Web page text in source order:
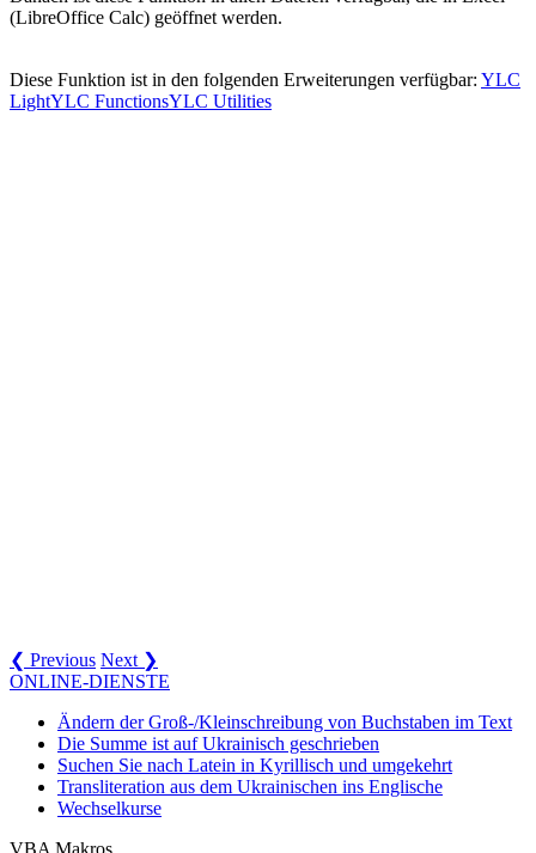
(LibreOffice Calc) geöffnet werden.
Diese Funktion ist in den folgenden Erweiterungen verfügbar: YLC
LightYLC FunctionsYLC Utilities
❮ Previous Next ❯
ONLINE-DIENSTE
Ändern der Groß-/Kleinschreibung von Buchstaben im Text
Die Summe ist auf Ukrainisch geschrieben
Suchen Sie nach Latein in Kyrillisch und umgekehrt
Transliteration aus dem Ukrainischen ins Englische
Wechselkurse